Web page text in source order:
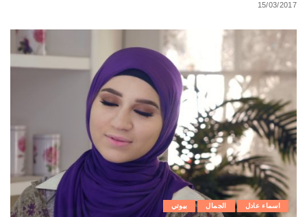
15/03/2017
اسماء عادل الجمال بيوتي